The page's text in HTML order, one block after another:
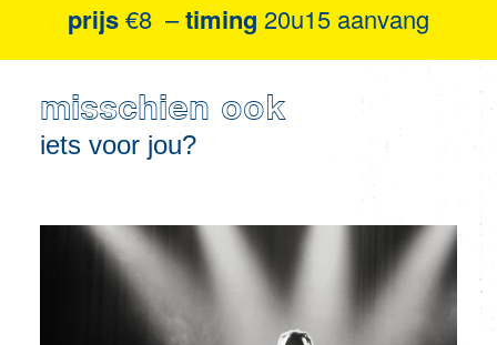
prijs€8 –timing 20u15 aanvang
misschien ook
iets voor jou?